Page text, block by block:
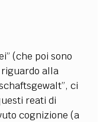
(che poi sono
alla
ci
reati di
cognizione (a